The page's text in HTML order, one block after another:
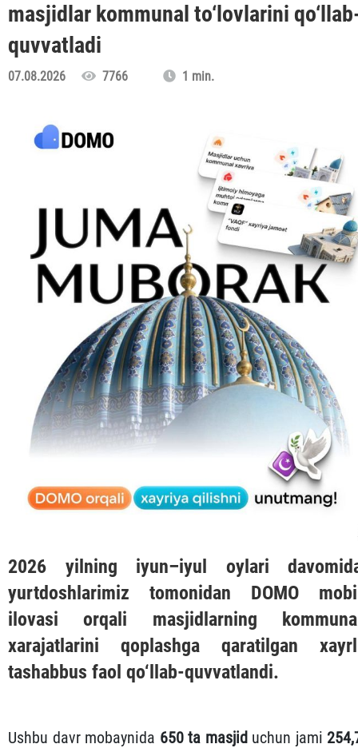
masjidlar kommunal to‘lovlarini
quvvatladi
07.08.2026 7766 1 min.
2026 yilning iyun–iyul oylari
yurtdoshlarimiz tomonidan DOMO
ilovasi orqali masjidlarning
xarajatlarini qoplashga qaratilgan
tashabbus faol qo‘llab-quvvatlandi.
Ushbu davr mobaynida 650 ta masjid uchun jami